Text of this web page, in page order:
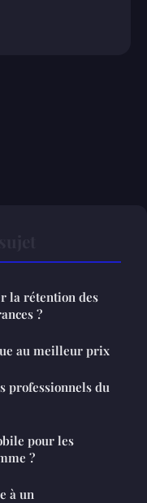
la rétention des
?
au meilleur prix
professionnels du
pour les
?
à un